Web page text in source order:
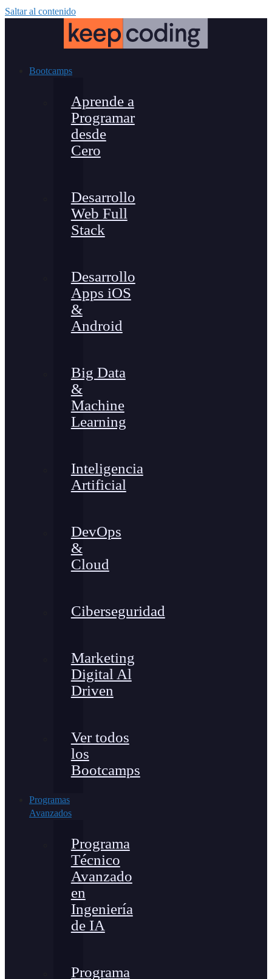
Saltar al contenido
Bootcamps
Aprende a
Programar
desde
Cero
Desarrollo
Web Full
Stack
Desarrollo
Apps iOS
&
Android
Big Data
&
Machine
Learning
Inteligencia
Artificial
DevOps
&
Cloud
Ciberseguridad
Marketing
Digital Al
Driven
Ver todos
los
Bootcamps
Programas
Avanzados
Programa
Técnico
Avanzado
en
Ingeniería
de IA
Programa